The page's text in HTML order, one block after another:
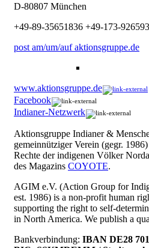
D-80807 München
+49-89-35651836 +49-173-
post am/um/auf aktionsgruppe.de
www.aktionsgruppe.de
Facebook
Indianer-Netzwerk
Aktionsgruppe Indianer &
gemeinnütziger Verein (gegr.
Rechte der indigenen Völker
des Magazins COYOTE.
AGIM e.V. (Action Group for
est. 1986) is a non-profit human
supporting the right to self-
in North America. We publish a
Bankverbindung: IBAN DE28